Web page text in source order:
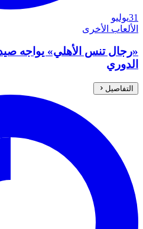
31يوليو
الألعاب الأخرى
«رجال تنس الأهلي» يواجه
الدوري
التفاصيل